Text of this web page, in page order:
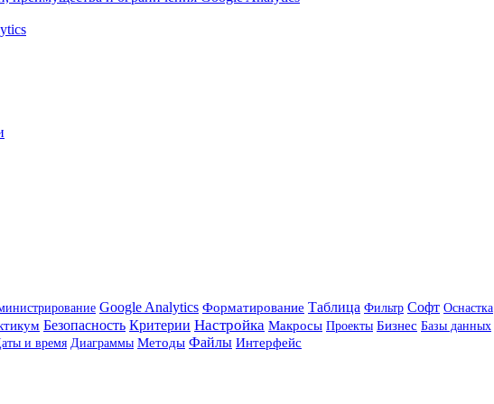
Google Analytics Форматирование Таблица Фильтр Софт Оснастка
Безопасность Критерии Настройка Макросы Проекты Бизнес Базы данных
и время Диаграммы Методы Файлы Интерфейс